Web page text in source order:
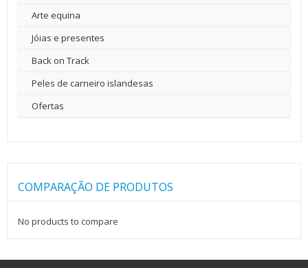
Arte equina
Jóias e presentes
Back on Track
Peles de carneiro islandesas
Ofertas
COMPARAÇÃO DE PRODUTOS
No products to compare